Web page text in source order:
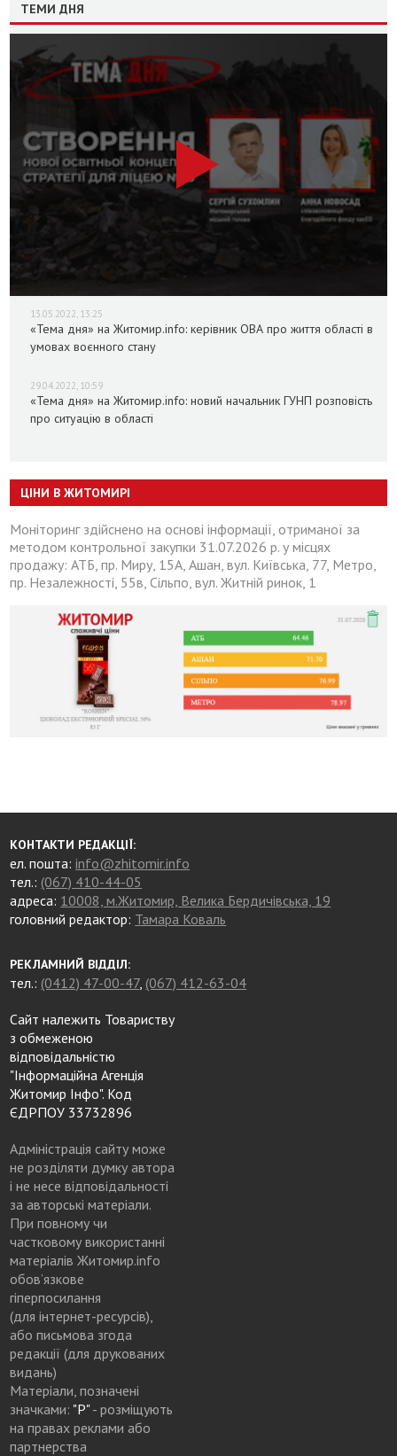
ТЕМИ ДНЯ
13.05.2022, 13:25
«Тема дня» на Житомир.info: керівник ОВА про життя області в
умовах воєнного стану
29.04.2022, 10:59
«Тема дня» на Житомир.info: новий начальник ГУНП розповість
про ситуацію в області
ЦІНИ В ЖИТОМИРІ
Моніторинг здійснено на основі інформації, отриманої за
методом контрольної закупки 31.07.2026 р. у місцях
продажу: АТБ, пр. Миру, 15А, Ашан, вул. Київська, 77, Метро,
пр. Незалежності, 55в, Сільпо, вул. Житній ринок, 1
КОНТАКТИ РЕДАКЦІЇ:
ел. пошта:info@zhitomir.info
тел.: (067) 410-44-05
адреса: 10008, м.Житомир, Велика Бердичівська, 19
головний редактор: Тамара Коваль
РЕКЛАМНИЙ ВІДДІЛ:
тел.: (0412) 47-00-47, (067) 412-63-04
Сайт належить Товариству
з обмеженою
відповідальністю
"Інформаційна Агенція
Житомир Інфо". Код
ЄДРПОУ 33732896
Адміністрація сайту може
не розділяти думку автора
і не несе відповідальності
за авторські матеріали.
При повному чи
частковому використанні
матеріалів Житомир.info
обов’язкове
гіперпосилання
(для інтернет-ресурсів),
або письмова згода
редакції (для друкованих
видань)
Матеріали, позначені
значками: "Р"- розміщують
на правах реклами або
партнерства